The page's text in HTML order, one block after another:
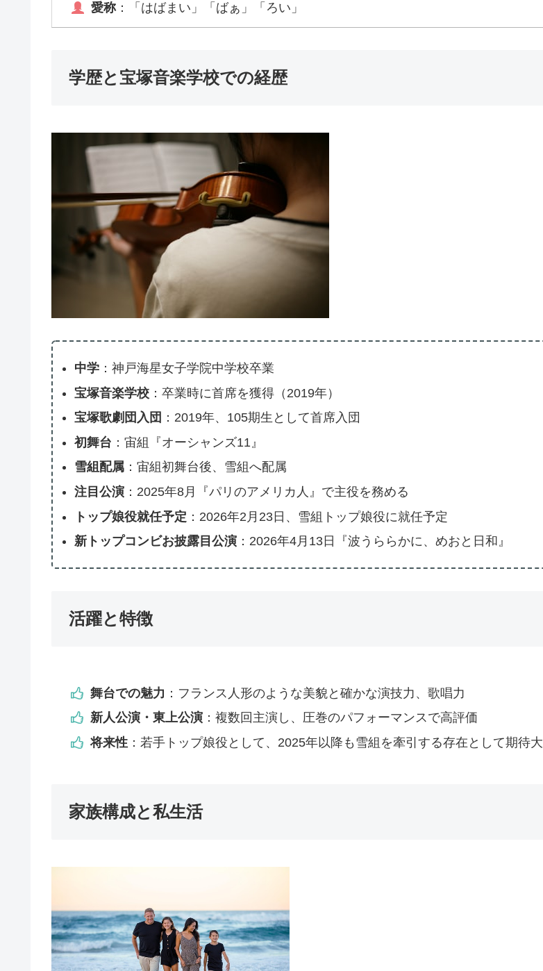
愛称 ：「はばまい」「ばぁ」「ろい」
学歴と宝塚音楽学校での経歴
中学：神戸海星女子学院中学校卒業
宝塚音楽学校：卒業時に首席を獲得（2019年）
宝塚歌劇団入団 ：2019年、105期生として首席入団
初舞台 ：宙組『オーシャンズ11』
雪組配属：宙組初舞台後、雪組へ配属
注目公演：2025年8月『パリのアメリカ人』で主役を務める
トップ娘役就任予定 ：2026年2月23日、雪組トップ娘役に就任予定
新トップコンビお披露目公演：2026年4月13日『波うららかに、めおと日和』
活躍と特徴
舞台での魅力 ：フランス人形のような美貌と確かな演技力、歌唱力
新人公演・東上公演 ：複数回主演し、圧巻のパフォーマンスで高評価
将来性 ：若手トップ娘役として、2025年以降も雪組を牽引する存在として期待大
家族構成と私生活